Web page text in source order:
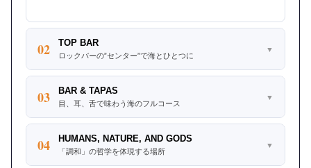
02 TOP BAR
ロックバーの”センター”で海とひとつに
▼
03 BAR & TAPAS
目、耳、舌で味わう海のフルコース
▼
04 HUMANS, NATURE, AND GODS
「調和」の哲学を体現する場所
▼